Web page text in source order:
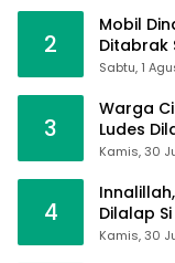
2
Mobil
Ditabrak
Sabtu, 1
3
Warga
Ludes
Kamis, 30
4
Dilalap
Kamis, 30